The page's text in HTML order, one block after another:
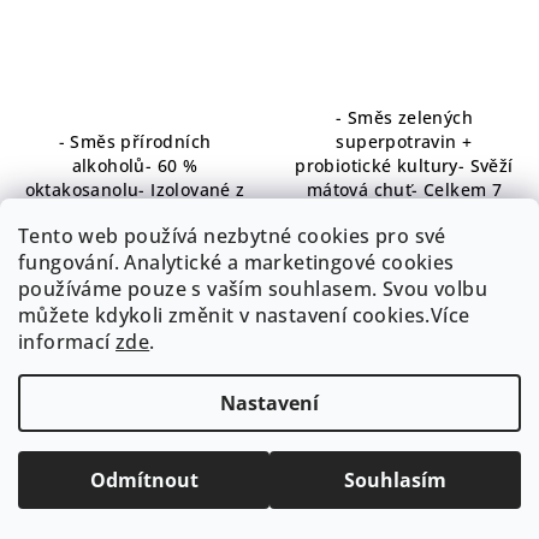
Tento web používá nezbytné cookies pro své
fungování. Analytické a marketingové cookies
používáme pouze s vaším souhlasem. Svou volbu
můžete kdykoli změnit v nastavení cookies.Více
informacízde.
Nastavení
Odmítnout Souhlasím
- Směs přírodních
alkoholů- 60 %
oktakosanolu- Izolované z
při menopauze- Podpora
při tučné stravě a
nedostatku pohybu
- Směs zelených
superpotravin +
probiotické kultury- Svěží
mátová chuť- Celkem 7
mladá pšenice, BIO mladý
ječmen, spirulina,- BIO
máta, BIO špenát, BIO
kopřiva, probiotické
organismu,...